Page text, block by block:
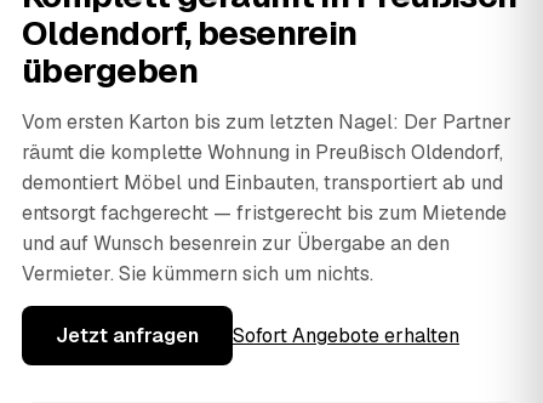
Oldendorf, besenrein
übergeben
Vom ersten Karton bis zum letzten Nagel: Der Partner
räumt die komplette Wohnung in Preußisch Oldendorf,
demontiert Möbel und Einbauten, transportiert ab und
entsorgt fachgerecht — fristgerecht bis zum Mietende
und auf Wunsch besenrein zur Übergabe an den
Vermieter. Sie kümmern sich um nichts.
Jetzt anfragen Sofort Angebote erhalten